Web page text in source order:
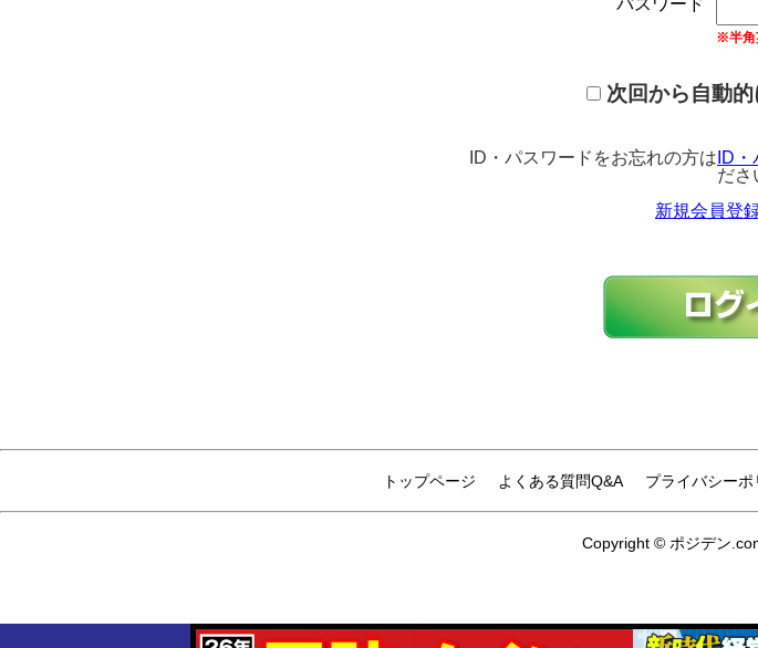
パスワード
※半角
次回から自動
ID・パスワードをお忘れの方は ID
ださ
新規会員登
トップページ よくある質問Q&A プライバシーポ
Copyright © ポジデン